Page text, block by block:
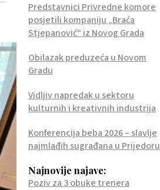
Predstavnici Privredne komore
posjetili kompaniju „Braća
Stjepanović“ iz Novog Grada
Obilazak preduzeća u Novom
Gradu
Vidljiv napredak u sektoru
kulturnih i kreativnih industrija
Konferencija beba 2026 – slavlje
najmlađih sugrađana u Prijedoru
Najnovije najave:
Poziv za 3 obuke trenera